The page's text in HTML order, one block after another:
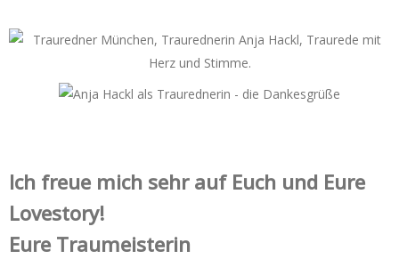
Ich freue mich sehr auf Euch und Eure
Lovestory!
Eure Traumeisterin